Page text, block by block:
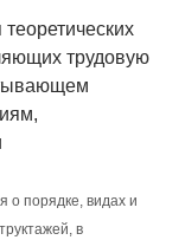
трудовую
о порядке, видах и
в